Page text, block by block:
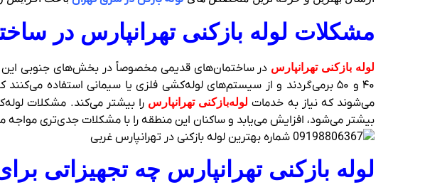
مشکلات لوله بازکنی تهرانپارس در
لوله بازکنی تهرانپارس در ساختمان‌های قدیمی مخصوصاً در بخش‌های جنوبی این
۴۰ و ۵۰ برمی‌گردند و از سیستم‌های لوله‌کشی فلزی یا سیمانی استفاده
می‌شوند که نیاز به خدمات لوله‌بازکنی تهرانپارس را بیشتر می‌کند. مشکلات
بیشتر می‌شود، افزایش می‌یابد و ساکنان این منطقه را با مشکلات جدی‌تری مواجه
لوله بازکنی تهرانپارس چه تجهیزاتی